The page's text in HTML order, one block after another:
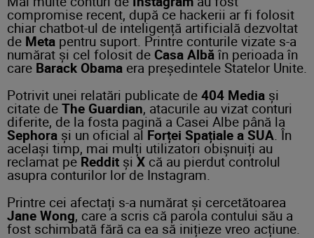
compromise recent, după ce hackerii ar fi folosit
chiar chatbot-ul de inteligență artificială dezvoltat
de Meta pentru suport. Printre conturile vizate s-a
numărat și cel folosit de Casa Albă în perioada în
care Barack Obama era președintele Statelor Unite.
Potrivit unei relatări publicate de 404 Media și
citate de The Guardian, atacurile au vizat conturi
diferite, de la fosta pagină a Casei Albe până la
Sephora și un oficial al Forței Spațiale a SUA . În
același timp, mai mulți utilizatori obișnuiți au
reclamat peReddit și X că au pierdut controlul
asupra conturilor lor de Instagram.
Printre cei afectați s-a numărat și cercetătoarea
Jane Wong, care a scris că parola contului său a
fost schimbată fără ca ea să inițieze vreo acțiune.